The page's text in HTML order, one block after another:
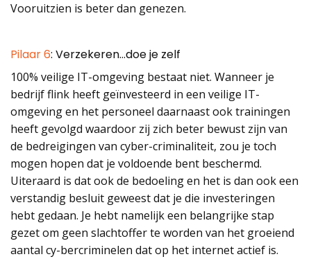
Vooruitzien is beter dan genezen.
Pilaar 6: Verzekeren…doe je zelf
100% veilige IT-omgeving bestaat niet. Wanneer je
bedrijf flink heeft geïnvesteerd in een veilige IT-
omgeving en het personeel daarnaast ook trainingen
heeft gevolgd waardoor zij zich beter bewust zijn van
de bedreigingen van cyber-criminaliteit, zou je toch
mogen hopen dat je voldoende bent beschermd.
Uiteraard is dat ook de bedoeling en het is dan ook een
verstandig besluit geweest dat je die investeringen
hebt gedaan. Je hebt namelijk een belangrijke stap
gezet om geen slachtoffer te worden van het groeiend
aantal cy-bercriminelen dat op het internet actief is.